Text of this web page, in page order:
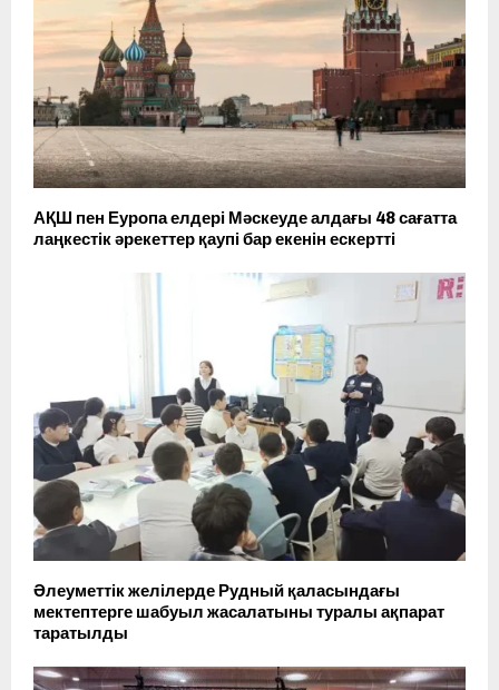
АҚШ пен Еуропа елдері Мәскеуде алдағы 48 сағатта
лаңкестік әрекеттер қаупі бар екенін ескертті
Әлеуметтік желілерде Рудный қаласындағы
мектептерге шабуыл жасалатыны туралы ақпарат
таратылды